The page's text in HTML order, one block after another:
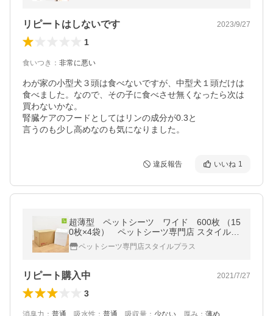
リピートはしないです 2023/9/27
1
食いつき ： 非常に悪い
わが家の小型犬３頭は食べないですが、中型犬１頭だけは
食べました。なので、その子に食べさせ無くなったら次は
買わないかな。
腎臓ケアのフードとしてはリンの成分が0.3と
言うのも少し高めなのも気になりました。
違反報告 いいね 1
超薄型 ペットシーツ ワイド 600枚 （15
0枚×4袋） ペットシーツ専門店 スタイルプ
ラス オリジナル
ペットシーツ専門店スタイルプラス
リピート購入中 2021/7/27
3
消臭力 ： 普通 吸水性 ： 普通 吸収量 ： 少ない 厚み ： 薄め